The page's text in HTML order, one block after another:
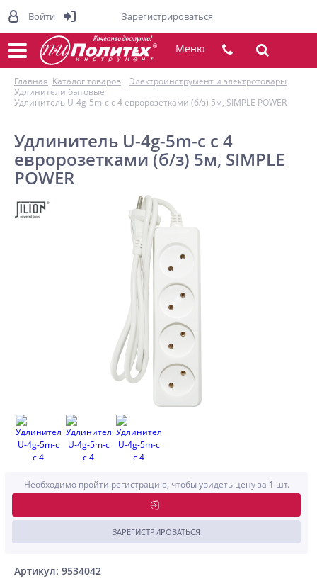
Меню
Главная Каталог товаров
Электроинструмент и электротовары
Удлинители бытовые
Удлинитель U-4g-5m-c с 4 евророзетками (б/з) 5м, SIMPLE POWER
Удлинитель U-4g-5m-c с 4
евророзетками (б/з) 5м, SIMPLE
POWER
Артикул: 9534042
Необходимо пройти регистрацию, чтобы увидеть цену за 1 шт.
ЗАРЕГИСТРИРОВАТЬСЯ
Войти Зарегистрироваться